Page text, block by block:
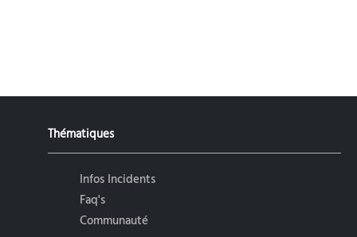
Thématiques
Infos Incidents
Faq's
Communauté